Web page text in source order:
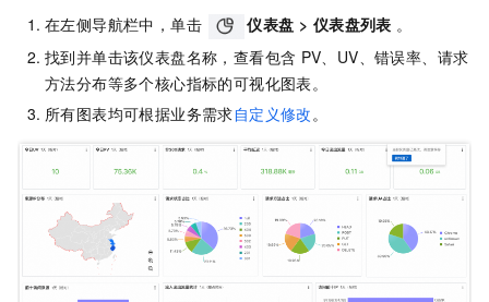
在左侧导航栏中，单击
仪表盘 > 仪表盘列表 。
找到并单击该仪表盘名称，查看包含 PV、UV、错误率、请求
方法分布等多个核心指标的可视化图表。
所有图表均可根据业务需求自定义修改。